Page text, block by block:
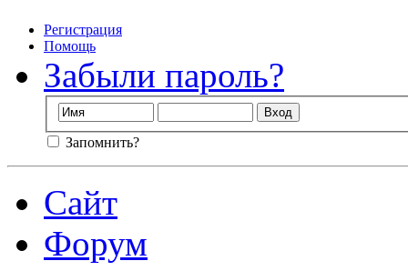
Регистрация
Помощь
Забыли пароль?
Запомнить?
Сайт
Форум